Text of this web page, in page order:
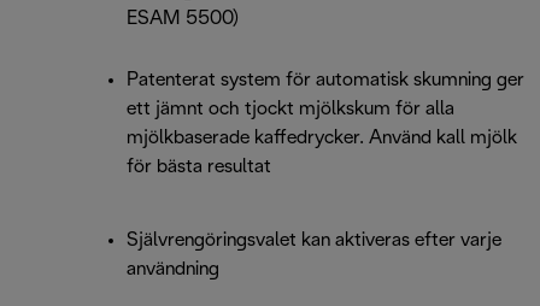
ESAM 5500)
Patenterat system för automatisk skumning ger
ett jämnt och tjockt mjölkskum för alla
mjölkbaserade kaffedrycker. Använd kall mjölk
för bästa resultat
Självrengöringsvalet kan aktiveras efter varje
användning